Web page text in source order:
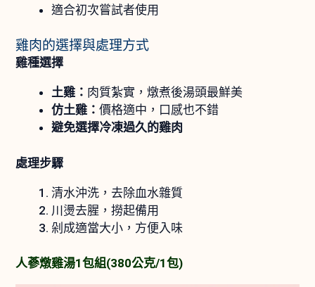
適合初次嘗試者使用
雞肉的選擇與處理方式
雞種選擇
土雞： 肉質紮實，燉煮後湯頭最鮮美
仿土雞：價格適中，口感也不錯
避免選擇冷凍過久的雞肉
處理步驟
清水沖洗，去除血水雜質
川燙去腥，撈起備用
剁成適當大小，方便入味
人蔘燉雞湯1包組(380公克/1包)